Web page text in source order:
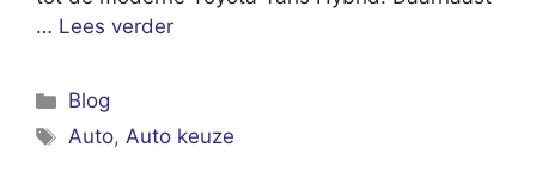
… Lees verder
Categorieën
Blog
Tags
Auto,Auto keuze